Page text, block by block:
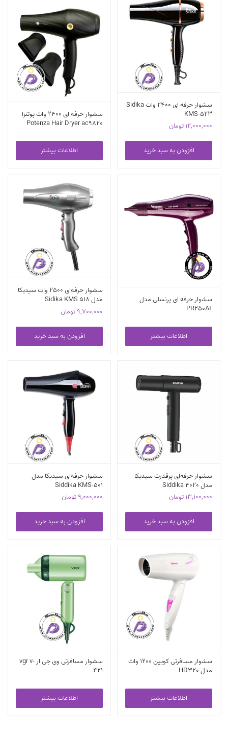
سشوار حرفه ای 2400 وات Sidika
KMS-523
12,000,000تومان
افزودن به سبد خرید
سشوار حرفه ای 2400 وات پوتنزا
Potenza Hair Dryer ac9820
اطلاعات بیشتر
سشوار حرفه ای پرنسلی مدل
PR250AT
اطلاعات بیشتر
سشوار حرفه‌ای 2500 وات سیدیکا
مدل Sidika KMS 518
9,700,000تومان
افزودن به سبد خرید
سشوار حرفه‌ای پرقدرت سیدیکا
مدل 4020 Siddika
13,100,000تومان
افزودن به سبد خرید
سشوار حرفه‌ای سیدیکا مدل
Siddika KMS-501
9,000,000تومان
افزودن به سبد خرید
سشوار مسافرتی کویین 1200 وات
مدل HD320
اطلاعات بیشتر
سشوار مسافرتی وی جی ار vgr v-
421
اطلاعات بیشتر